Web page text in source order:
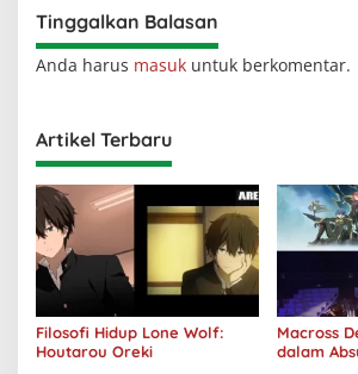
Tinggalkan Balasan
Anda harus masuk untuk berkomentar.
Artikel Terbaru
Filosofi Hidup Lone Wolf:
Houtarou Oreki
Macross
dalam